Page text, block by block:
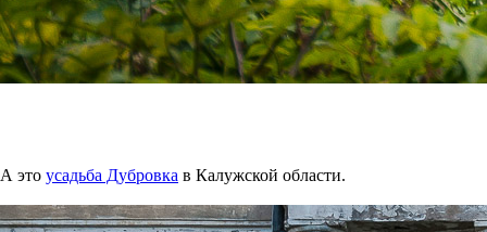
А это усадьба Дубровка в Калужской области.